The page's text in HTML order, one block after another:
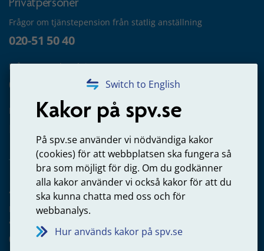
Switch to English
Kakor på spv.se
På spv.se använder vi nödvändiga kakor
(cookies) för att webbplatsen ska fungera så
bra som möjligt för dig. Om du godkänner
alla kakor använder vi också kakor för att du
ska kunna chatta med oss och för
webbanalys.
Hur används kakor på spv.se
Frågor om tjänstepension från statlig anställning
020-51 50 40
Frågor om utbetalning
020-65 00 65
Kontakta oss
Arbetsgivare
Frågor om administration av tjänstepension från statlig
anställning
060-18 75 03